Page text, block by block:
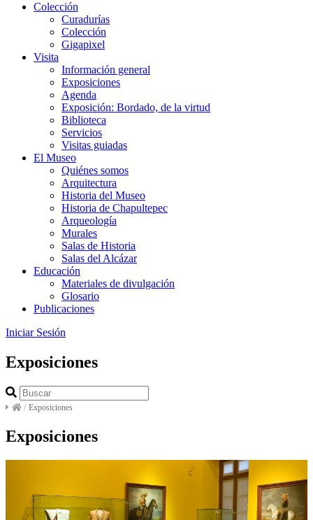
Colección
Curadurías
Colección
Gigapixel
Visita
Información general
Exposiciones
Agenda
Exposición: Bordado, de la virtud
Biblioteca
Servicios
Visitas guiadas
El Museo
Quiénes somos
Arquitectura
Historia del Museo
Historia de Chapultepec
Arqueología
Murales
Salas de Historia
Salas del Alcázar
Educación
Materiales de divulgación
Glosario
Publicaciones
Iniciar Sesión
Exposiciones
/ Exposiciones
Exposiciones